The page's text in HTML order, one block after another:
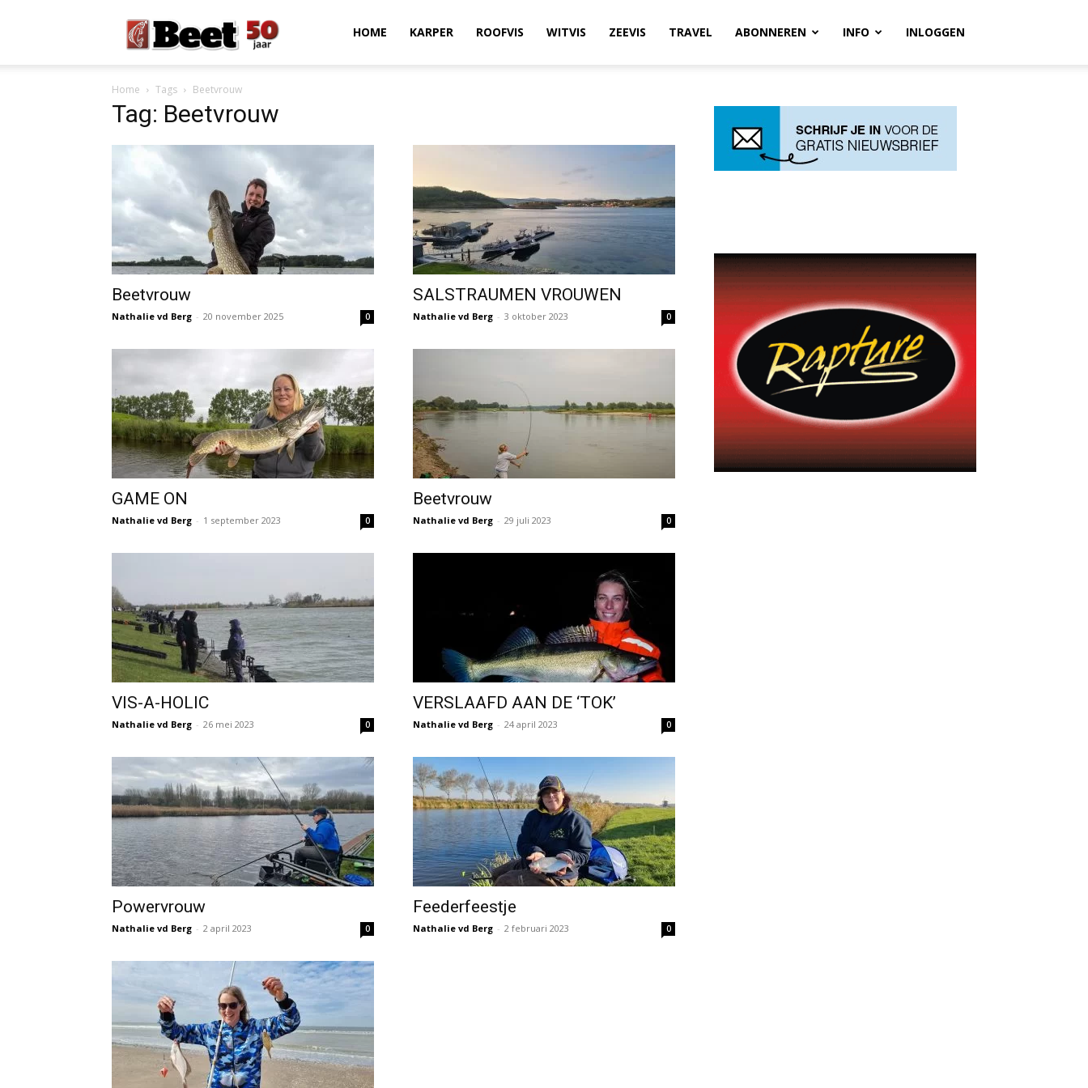
HOME KARPER ROOFVIS WITVIS ZEEVIS TRAVEL ABONNEREN INFO INLOGGEN
Home Tags Beetvrouw
Tag: Beetvrouw
Beetvrouw
Nathalie vd Berg - 20 november 2025 0
SALSTRAUMEN VROUWEN
Nathalie vd Berg - 3 oktober 2023 0
GAME ON
Nathalie vd Berg - 1 september 2023 0
Beetvrouw
Nathalie vd Berg - 29 juli 2023 0
VIS-A-HOLIC
Nathalie vd Berg - 26 mei 2023 0
VERSLAAFD AAN DE ‘TOK’
Nathalie vd Berg - 24 april 2023 0
Powervrouw
Nathalie vd Berg - 2 april 2023 0
Feederfeestje
Nathalie vd Berg - 2 februari 2023 0